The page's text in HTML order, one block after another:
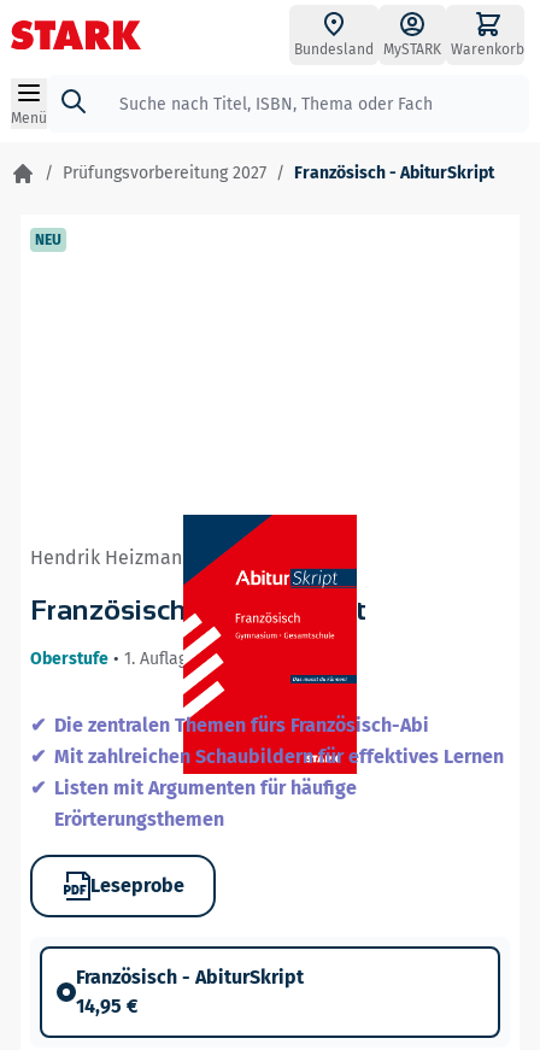
Zum Inhalt springen
Bundesland MySTARK Warenkorb
Menü
Suche
/ Prüfungsvorbereitung 2027 / Französisch - AbiturSkript
NEU
Hendrik Heizmann
Französisch - AbiturSkript
Oberstufe • 1. Auflage / 18.02.26
Die zentralen Themen fürs Französisch-Abi
Mit zahlreichen Schaubildern für effektives Lernen
Listen mit Argumenten für häufige
Erörterungsthemen
Leseprobe
Französisch - AbiturSkript
14,95 €